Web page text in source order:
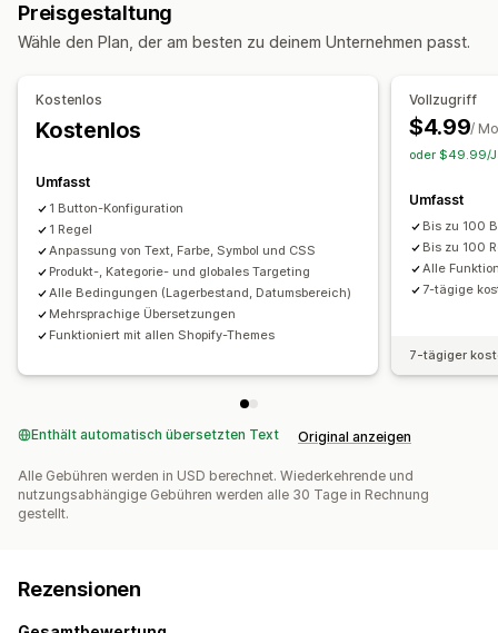
Anpassung
Preisgestaltung
Wähle den Plan, der am besten zu deinem Unternehmen passt.
Kostenlos
Kostenlos
Umfasst
1 Button-Konfiguration
1 Regel
Anpassung von Text, Farbe, Symbol und CSS
Produkt-, Kategorie- und globales Targeting
Alle Bedingungen (Lagerbestand, Datumsbereich)
Mehrsprachige Übersetzungen
Funktioniert mit allen Shopify-Themes
Vollzugriff
$4.99/
oder $49.99/
Umfasst
Bis zu 100
Bis zu 100
Alle
7-tägige
7-tägiger
Enthält automatisch übersetzten Text Original anzeigen
Alle Gebühren werden in USD berechnet. Wiederkehrende und
nutzungsabhängige Gebühren werden alle 30 Tage in Rechnung
gestellt.
Rezensionen